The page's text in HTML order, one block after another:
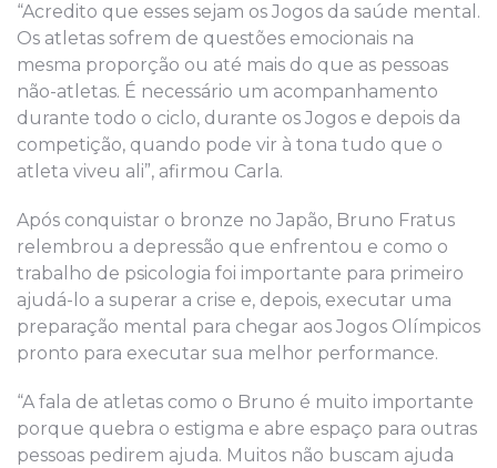
“Acredito que esses sejam os Jogos da saúde mental.
Os atletas sofrem de questões emocionais na
mesma proporção ou até mais do que as pessoas
não-atletas. É necessário um acompanhamento
durante todo o ciclo, durante os Jogos e depois da
competição, quando pode vir à tona tudo que o
atleta viveu ali”, afirmou Carla.
Após conquistar o bronze no Japão, Bruno Fratus
relembrou a depressão que enfrentou e como o
trabalho de psicologia foi importante para primeiro
ajudá-lo a superar a crise e, depois, executar uma
preparação mental para chegar aos Jogos Olímpicos
pronto para executar sua melhor performance.
“A fala de atletas como o Bruno é muito importante
porque quebra o estigma e abre espaço para outras
pessoas pedirem ajuda. Muitos não buscam ajuda